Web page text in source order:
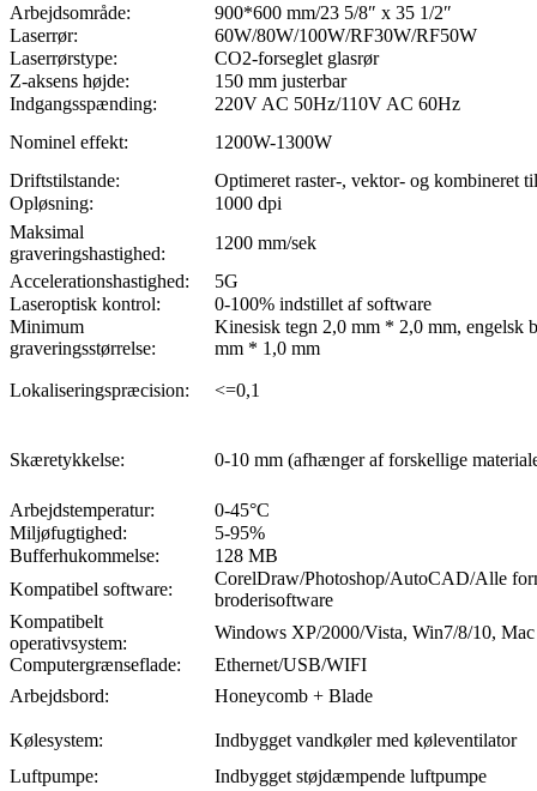
Arbejdsområde:
900*600 mm/23 5/8″ x 35 1/2″
Laserrør:
60W/80W/100W/RF30W/RF50W
Laserrørstype:
CO2-forseglet glasrør
Z-aksens højde:
150 mm justerbar
Indgangsspænding:
220V AC 50Hz/110V AC 60Hz
Nominel effekt:
1200W-1300W
Driftstilstande:
Optimeret raster-, vektor- og kombineret
Opløsning:
1000 dpi
Maksimal
graveringshastighed:
1200 mm/sek
Accelerationshastighed:
5G
Laseroptisk kontrol:
0-100% indstillet af software
Minimum
graveringsstørrelse:
Kinesisk tegn 2,0 mm * 2,0 mm, engelsk
mm * 1,0 mm
Lokaliseringspræcision: <=0,1
Skæretykkelse: 0-10 mm (afhænger af forskellige
Arbejdstemperatur:
0-45°C
Miljøfugtighed:
5-95%
Bufferhukommelse:
128 MB
Kompatibel software:
CorelDraw/Photoshop/AutoCAD/Alle
broderisoftware
Kompatibelt
operativsystem:
Windows XP/2000/Vista, Win7/8/10,
Computergrænseflade:
Ethernet/USB/WIFI
Arbejdsbord:
Honeycomb + Blade
Kølesystem:
Indbygget vandkøler med køleventilator
Luftpumpe:
Indbygget støjdæmpende luftpumpe